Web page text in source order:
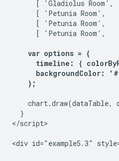
[ 'Gladiolus Room',
[ 'Petunia Room',
[ 'Petunia Room',
[ 'Petunia Room',
var options = {
timeline: {
backgroundColor:
    };
chart.draw(dataTable,
  }
</script>
<div id="example5.3"